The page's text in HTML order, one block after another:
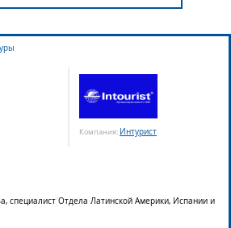
Компания: Интурист
специалист Отдела Латинской Америки, Испании и